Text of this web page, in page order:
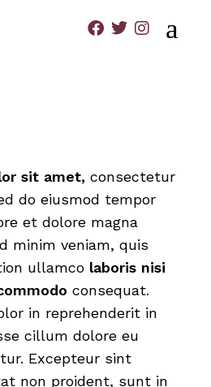
sit amet, consectetur
do eiusmod tempor
et dolore magna
minim veniam, quis
ullamco laboris nisi
consequat.
in reprehenderit in
cillum dolore eu
Excepteur sint
non proident, sunt in